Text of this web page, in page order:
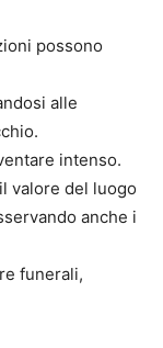
possono
alle
intenso.
il valore del luogo
anche i
funerali,